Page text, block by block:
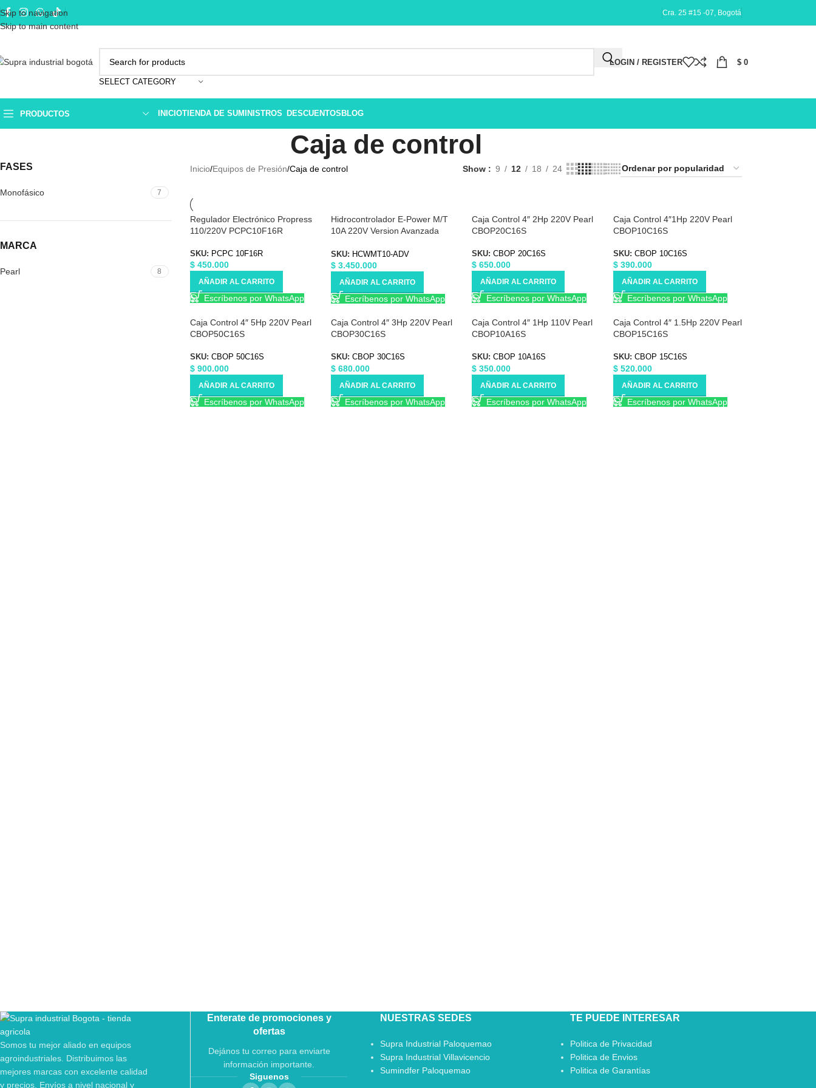
Skip to navigation
Skip to main content
Cra. 25 #15 -07, Bogotá
SELECT CATEGORY
LOGIN / REGISTER $ 0
PRODUCTOS INICIOTIENDA DE SUMINISTROS DESCUENTOS BLOG
Caja de control
FASES
Monofásico 7
MARCA
Pearl 8
Inicio Equipos de Presión Caja de control Show 9 12 18 24
Regulador Electrónico Propress
110/220V PCPC10F16R
SKU: PCPC 10F16R
$450.000
AÑADIR AL CARRITO
Escríbenos por WhatsApp
Hidrocontrolador E-Power M/T
10A 220V Version Avanzada
SKU: HCWMT10-ADV
$ 3.450.000
AÑADIR AL CARRITO
Escríbenos por WhatsApp
Caja Control 4″ 2Hp 220V Pearl
CBOP20C16S
SKU:CBOP 20C16S
$ 650.000
AÑADIR AL CARRITO
Escríbenos por WhatsApp
Caja Control 4″1Hp 220V Pearl
CBOP10C16S
SKU: CBOP 10C16S
$390.000
AÑADIR AL CARRITO
Escríbenos por WhatsApp
Caja Control 4″ 5Hp 220V Pearl
CBOP50C16S
SKU: CBOP 50C16S
$900.000
AÑADIR AL CARRITO
Escríbenos por WhatsApp
Caja Control 4″ 3Hp 220V Pearl
CBOP30C16S
SKU:CBOP 30C16S
$ 680.000
AÑADIR AL CARRITO
Escríbenos por WhatsApp
Caja Control 4″ 1Hp 110V Pearl
CBOP10A16S
SKU:CBOP 10A16S
$ 350.000
AÑADIR AL CARRITO
Escríbenos por WhatsApp
Caja Control 4″ 1.5Hp 220V Pearl
CBOP15C16S
SKU: CBOP 15C16S
$520.000
AÑADIR AL CARRITO
Escríbenos por WhatsApp
Somos tu mejor aliado en equipos
agroindustriales. Distribuimos las
mejores marcas con excelente calidad
y precios. Envíos a nivel nacional y
Enterate de promociones y
ofertas
Dejános tu correo para enviarte
información importante.
Siguenos
NUESTRAS SEDES
Supra Industrial Paloquemao
Supra Industrial Villavicencio
Sumindfer Paloquemao
TE PUEDE INTERESAR
Politica de Privacidad
Politica de Envios
Politica de Garantías